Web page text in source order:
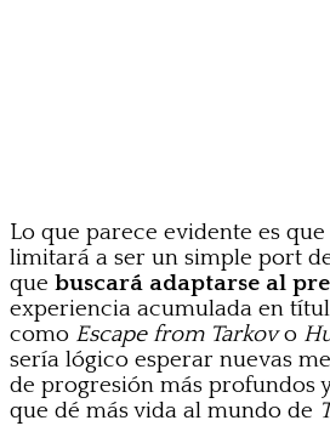
Lo que parece evidente es
limitará a ser un simple port
que buscará adaptarse al
experiencia acumulada en
como Escape from Tarkovo
sería lógico esperar nuevas
de progresión más profundos
que dé más vida al mundo de